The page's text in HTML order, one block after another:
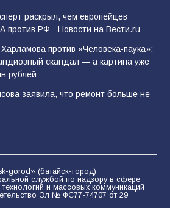
раскрыл, чем европейцев
против РФ - Новости на Вести.ru
против «Человека-паука»:
скандал — а картина уже
рублей
заявила, что ремонт больше не
gorod» (батайск-город)
службой по надзору в сфере
и массовых коммуникаций
Эл № ФС77-74707 от 29